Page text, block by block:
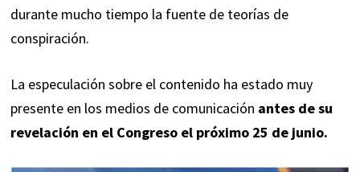
durante mucho tiempo la fuente de teorías de
conspiración.
La especulación sobre el contenido ha estado muy
presente en los medios de comunicación antes de su
revelación en el Congreso el próximo 25 de junio.